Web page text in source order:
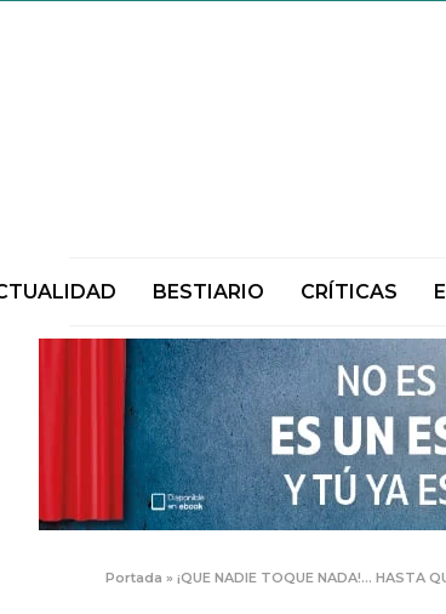
BESTIARIO CRÍTICAS
Portada »¡QUE NADIE TOQUE NADA!… HASTA